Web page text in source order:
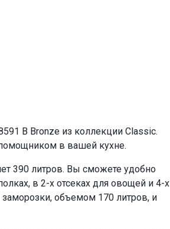
B Bronze из коллекции Classic.
в вашей кухне.
390 литров. Вы сможете удобно
в 2-х отсеках для овощей и 4-х
объемом 170 литров, и